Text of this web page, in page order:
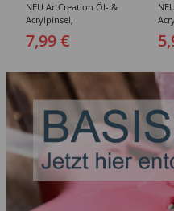
NEU ArtCreation Öl- &
Acrylpinsel,
Schweineborste Rund,
3er Set, No. 2, 6, 10
7,99 €